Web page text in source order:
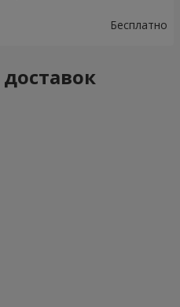
Бесплатно